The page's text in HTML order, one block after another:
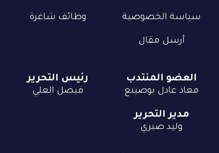
سياسة الخصوصية وظائف شاغرة
أرسل مقال
العضو المنتدب
معاذ عادل بوصيبع
رئيس التحرير
فيصل العلي
مدير التحرير
وليد صبري